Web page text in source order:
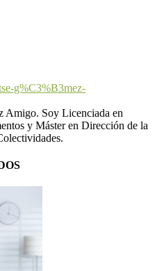
g%C3%B3mez-
Amigo. Soy Licenciada en
y Máster en Dirección de la